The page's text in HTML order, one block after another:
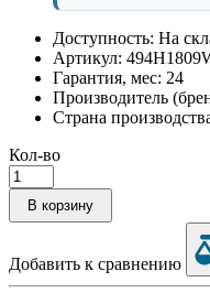
Доступность: На
Артикул:
Гарантия, мес: 24
Производитель
Страна
Кол-во
В корзину
Добавить к сравнению